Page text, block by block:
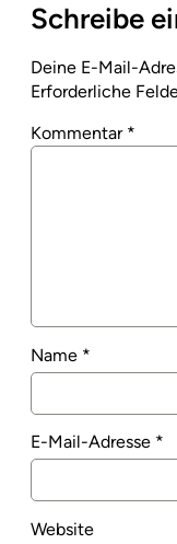
Schreibe
Deine E-Mail-
Erforderliche
Kommentar *
Name *
E-Mail-Adresse *
Website